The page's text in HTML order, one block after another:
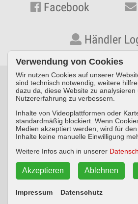
Facebook
Händler
© KYNOS VERLAG Dr. Dieter Fleig
3 · D-54552 Nerdlen/Daun ·Telefon:
Fax: +49 (0) 6592
Impressum
Vertrag
Verwendung von Cookies
Wir nutzen Cookies auf unserer
sind technisch notwendig, weitere
dazu da, diese Website zu analysieren
Nutzererfahrung zu verbessern.
Inhalte von Videoplattformen oder
standardmäßig blockiert. Wenn
Medien akzeptiert werden, wird für
Inhalte keine manuelle Einwilligung
Weitere Infos auch in unserer
Impressum Datenschutz
Ablehnen
Akzeptieren